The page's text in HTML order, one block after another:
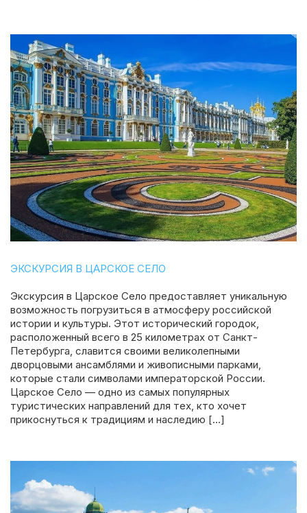
ЭКСКУРСИЯ В ЦАРСКОЕ СЕЛО
Экскурсия в Царское Село предоставляет уникальную
возможность погрузиться в атмосферу российской
истории и культуры. Этот исторический городок,
расположенный всего в 25 километрах от Санкт-
Петербурга, славится своими великолепными
дворцовыми ансамблями и живописными парками,
которые стали символами императорской России.
Царское Село — одно из самых популярных
туристических направлений для тех, кто хочет
прикоснуться к традициям и наследию […]